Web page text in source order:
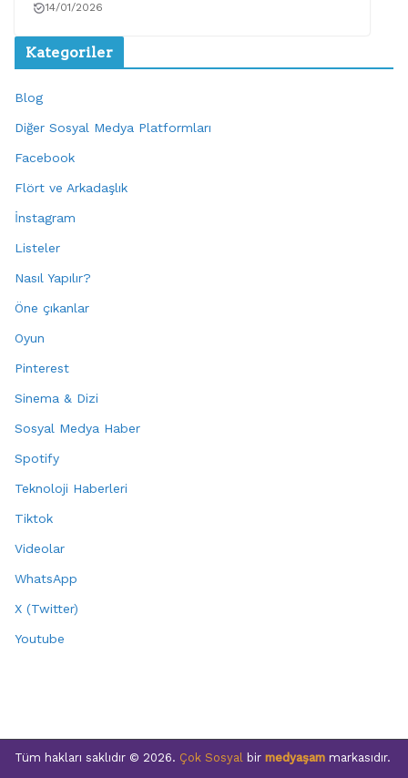
14/01/2026
Kategoriler
Blog
Diğer Sosyal Medya Platformları
Facebook
Flört ve Arkadaşlık
İnstagram
Listeler
Nasıl Yapılır?
Öne çıkanlar
Oyun
Pinterest
Sinema & Dizi
Sosyal Medya Haber
Spotify
Teknoloji Haberleri
Tiktok
Videolar
WhatsApp
X (Twitter)
Youtube
Tüm hakları saklıdır © 2026. Çok Sosyal bir medyaşam markasıdır.